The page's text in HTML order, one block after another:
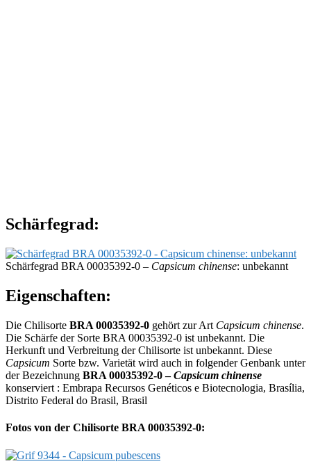
Schärfegrad:
Schärfegrad BRA 00035392-0 – Capsicum chinense: unbekannt
Eigenschaften:
Die Chilisorte BRA 00035392-0 gehört zur Art Capsicum chinense.
Die Schärfe der Sorte BRA 00035392-0 ist unbekannt. Die
Herkunft und Verbreitung der Chilisorte ist unbekannt. Diese
Capsicum Sorte bzw. Varietät wird auch in folgender Genbank unter
der Bezeichnung BRA 00035392-0 –Capsicum chinense
konserviert : Embrapa Recursos Genéticos e Biotecnologia, Brasília,
Distrito Federal do Brasil, Brasil
Fotos von der Chilisorte BRA 00035392-0: